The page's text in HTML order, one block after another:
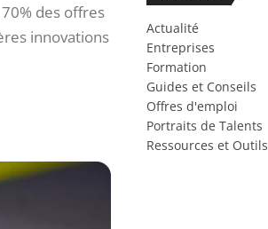
des offres
innovations
Actualité
Entreprises
Formation
Guides et Conseils
Offres d'emploi
Portraits de Talents
Ressources et Outils